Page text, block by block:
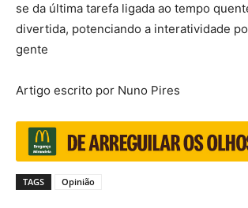
se da última tarefa ligada ao tempo
divertida, potenciando a interatividade
gente
Artigo escrito por Nuno Pires
TAGS Opinião